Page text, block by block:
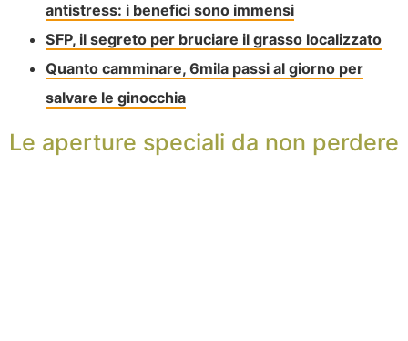
antistress: i benefici sono immensi
SFP, il segreto per bruciare il grasso localizzato
Quanto camminare, 6mila passi al giorno per
salvare le ginocchia
Le aperture speciali da non perdere